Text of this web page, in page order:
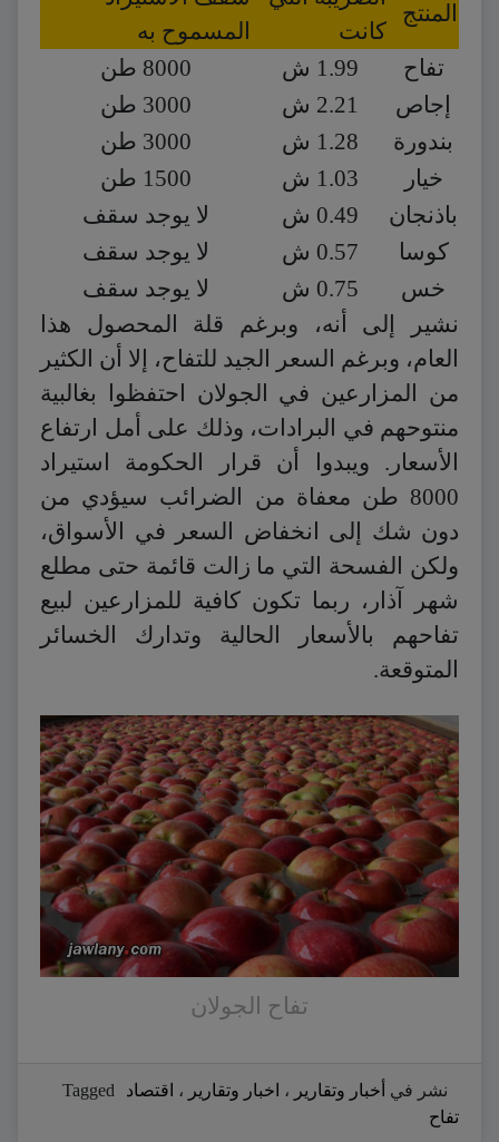
المنتج
كانت
المسموح به
تفاح
1.99 ش
8000 طن
إجاص
2.21 ش
3000 طن
بندورة
1.28 ش
3000 طن
خيار
1.03 ش
1500 طن
باذنجان
0.49 ش
لا يوجد سقف
كوسا
0.57 ش
لا يوجد سقف
خس
0.75 ش
لا يوجد سقف
نشير إلى أنه، وبرغم قلة المحصول هذا
العام، وبرغم السعر الجيد للتفاح، إلا أن الكثير
من المزارعين في الجولان احتفظوا بغالبية
منتوحهم في البرادات، وذلك على أمل ارتفاع
الأسعار. ويبدوا أن قرار الحكومة استيراد
8000 طن معفاة من الضرائب سيؤدي من
دون شك إلى انخفاض السعر في الأسواق،
ولكن الفسحة التي ما زالت قائمة حتى مطلع
شهر آذار، ربما تكون كافية للمزارعين لبيع
تفاحهم بالأسعار الحالية وتدارك الخسائر
المتوقعة.
تفاح الجولان
نشر في أخبار وتقارير ، اخبار وتقارير ، اقتصاد
Tagged
تفاح